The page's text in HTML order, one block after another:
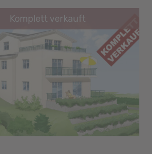
Komplett verkauft